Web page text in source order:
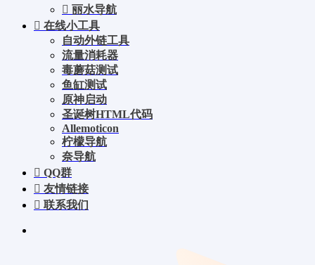
丽水导航
在线小工具
自动外链工具
流量消耗器
毒蘑菇测试
鱼缸测试
原神启动
圣诞树HTML代码
Allemoticon
柠檬导航
奈导航
QQ群
友情链接
联系我们